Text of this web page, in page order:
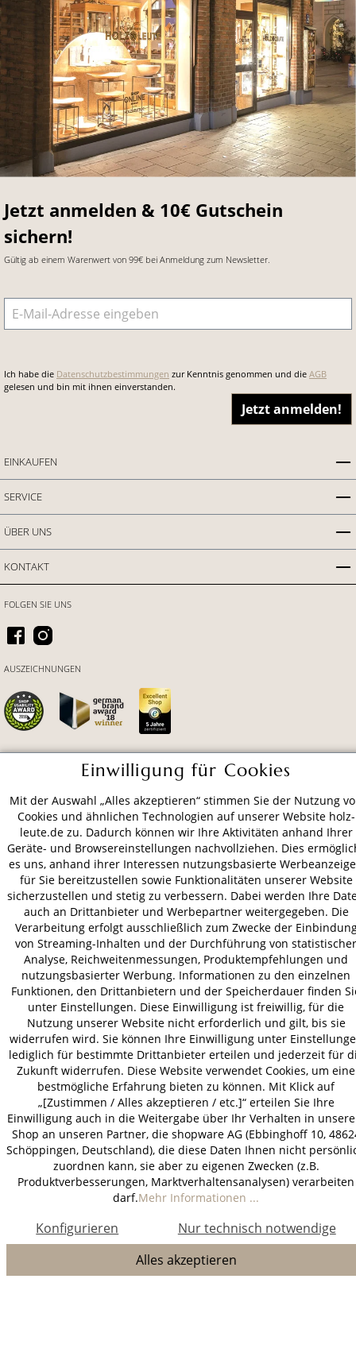
Jetzt anmelden & 10€ Gutschein
sichern!
Gültig ab einem Warenwert von 99€ bei Anmeldung zum Newsletter.
E-Mail-Adresse
Ich habe die Datenschutzbestimmungen zur Kenntnis genommen und die AGB
gelesen und bin mit ihnen einverstanden.
Jetzt anmelden!
EINKAUFEN
SERVICE
ÜBER UNS
KONTAKT
VERSAND
FOLGEN SIE UNS
AUSZEICHNUNGEN
AGB Datenschutz
Impressum
© 2026 HOLZ-LEUTE
* Alle Preise inkl. gesetzl. Mehrwertsteuer zzgl.
Versandkosten
Einwilligung für Cookies
Mit der Auswahl „Alles akzeptieren“ stimmen Sie der Nutzung
Cookies und ähnlichen Technologien auf unserer Website holz-
leute.de zu. Dadurch können wir Ihre Aktivitäten anhand Ihrer
Geräte- und Browsereinstellungen nachvollziehen. Dies
es uns, anhand ihrer Interessen nutzungsbasierte
für Sie bereitzustellen sowie Funktionalitäten unserer Website
sicherzustellen und stetig zu verbessern. Dabei werden Ihre
auch an Drittanbieter und Werbepartner weitergegeben. Die
Verarbeitung erfolgt ausschließlich zum Zwecke der
von Streaming-Inhalten und der Durchführung von statistischer
Analyse, Reichweitenmessungen, Produktempfehlungen und
nutzungsbasierter Werbung. Informationen zu den einzelnen
Funktionen, den Drittanbietern und der Speicherdauer finden
unter Einstellungen. Diese Einwilligung ist freiwillig, für die
Nutzung unserer Website nicht erforderlich und gilt, bis sie
widerrufen wird. Sie können Ihre Einwilligung unter
lediglich für bestimmte Drittanbieter erteilen und jederzeit für
Zukunft widerrufen. Diese Website verwendet Cookies, um eine
bestmögliche Erfahrung bieten zu können. Mit Klick auf
„[Zustimmen / Alles akzeptieren / etc.]“ erteilen Sie Ihre
Einwilligung auch in die Weitergabe über Ihr Verhalten in
Shop an unseren Partner, die shopware AG (Ebbinghoff 10,
Schöppingen, Deutschland), die diese Daten Ihnen nicht
zuordnen kann, sie aber zu eigenen Zwecken (z.B.
Produktverbesserungen, Marktverhaltensanalysen) verarbeiten
darf.Mehr Informationen ...
Nur technisch notwendige
Konfigurieren
Alles akzeptieren